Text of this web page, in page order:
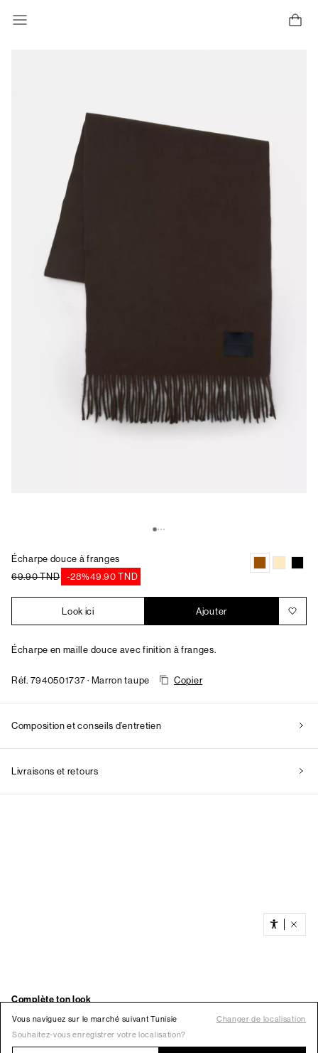
Vous naviguez sur le marché suivant Tunisie
Changer de localisation
Souhaitez-vous enregistrer votre localisation?